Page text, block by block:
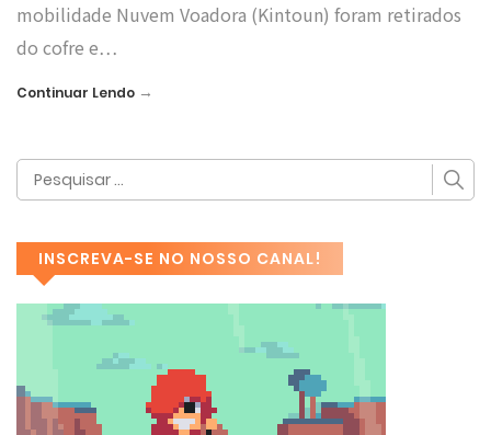
mobilidade Nuvem Voadora (Kintoun) foram retirados
do cofre e…
Continuar Lendo →
INSCREVA-SE NO NOSSO CANAL!